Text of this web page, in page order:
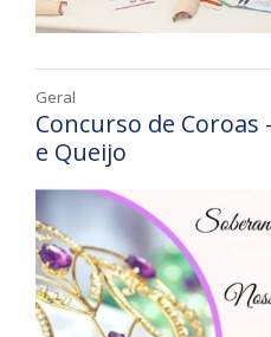
Geral
Concurso de Coroas
e Queijo